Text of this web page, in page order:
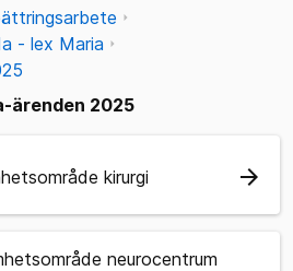
- lex Maria
ärenden 2025
kirurgi arrow_forward
neurocentrum